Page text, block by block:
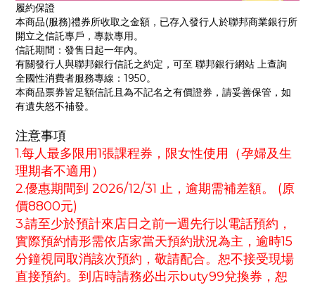
履約保證
本商品(服務)禮券所收取之金額，已存入發行人於聯邦商業銀行所
開立之信託專戶，專款專用。
信託期間：發售日起一年內。
有關發行人與聯邦銀行信託之約定，可至 聯邦銀行網站 上查詢
全國性消費者服務專線：1950。
本商品票券皆足額信託且為不記名之有價證券，請妥善保管，如
有遺失怒不補發。
注意事項
1.每人最多限用1張課程券，限女性使用（孕婦及生
理期者不適用）
2.優惠期間到 2026/12/31 止，逾期需補差額。 (原
價8800元)
3.請至少於預計來店日之前一週先行以電話預約，
實際預約情形需依店家當天預約狀況為主，逾時15
分鐘視同取消該次預約，敬請配合。恕不接受現場
直接預約。到店時請務必出示buty99兌換券，恕